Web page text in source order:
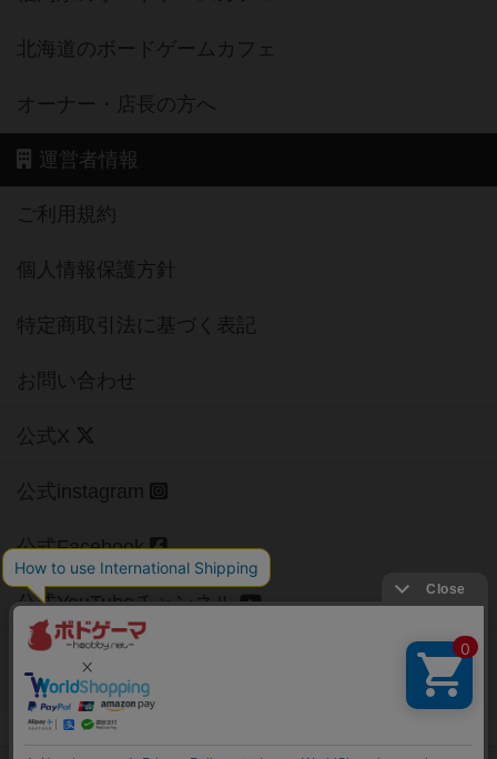
北海道のボードゲームカフェ
オーナー・店長の方へ
運営者情報
ご利用規約
個人情報保護方針
特定商取引法に基づく表記
お問い合わせ
公式X
公式instagram
公式Facebook
公式YouTubeチャンネル